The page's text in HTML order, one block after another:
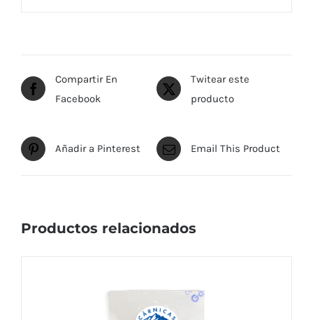
Compartir En
Facebook
Twitear este
producto
Añadir a Pinterest Email This Product
Productos relacionados